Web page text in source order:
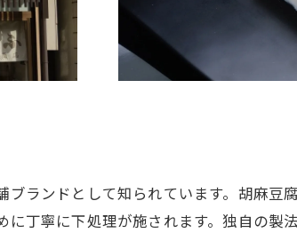
ランドとして知られています。胡麻豆
丁寧に下処理が施されます。独自の製